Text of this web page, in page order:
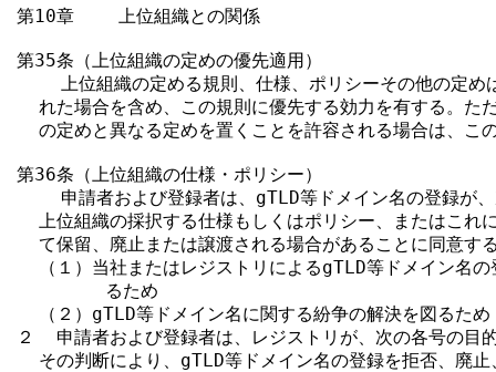
第10章    上位組織との関係
第35条（上位組織の定めの優先適用）
上位組織の定める規則、仕様、ポリシーその他の定め
れた場合を含め、この規則に優先する効力を有する。た
の定めと異なる定めを置くことを許容される場合は、こ
第36条（上位組織の仕様・ポリシー）
申請者および登録者は、gTLD等ドメイン名の登録が
上位組織の採択する仕様もしくはポリシー、またはこれ
て保留、廃止または譲渡される場合があることに同意す
（１）当社またはレジストリによるgTLD等ドメイン名の
        るため
  （２）gTLD等ドメイン名に関する紛争の解決を図るため
２  申請者および登録者は、レジストリが、次の各号の目
その判断により、gTLD等ドメイン名の登録を拒否、廃止